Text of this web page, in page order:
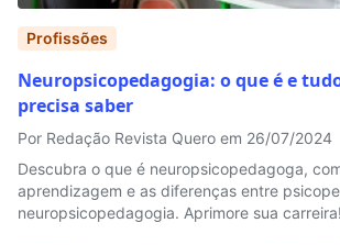
Profissões
Neuropsicopedagogia: o que é e
precisa saber
Por Redação Revista Quero em 26/07/2024
Descubra o que é neuropsicopedagoga,
aprendizagem e as diferenças entre
neuropsicopedagogia. Aprimore sua carreira!